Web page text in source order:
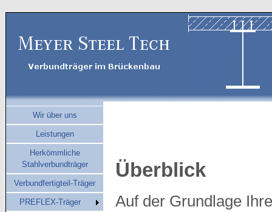
Wir über uns
Leistungen
Herkömmliche
Stahlverbundträger
Verbundfertigteil-Träger
PREFLEX-Träger
Überblick
Auf der Grundlage